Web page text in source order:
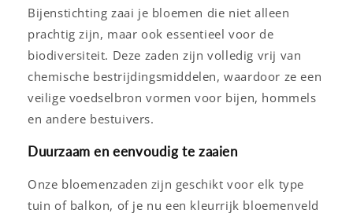
Bijenstichting zaai je bloemen die niet alleen
prachtig zijn, maar ook essentieel voor de
biodiversiteit. Deze zaden zijn volledig vrij van
chemische bestrijdingsmiddelen, waardoor ze een
veilige voedselbron vormen voor bijen, hommels
en andere bestuivers.
Duurzaam en eenvoudig te zaaien
Onze bloemenzaden zijn geschikt voor elk type
tuin of balkon, of je nu een kleurrijk bloemenveld